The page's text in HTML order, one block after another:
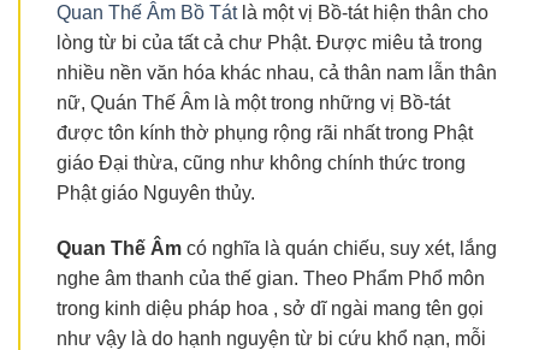
Quan Thế Âm Bồ Tátlà một vị Bồ-tát hiện thân cho
lòng từ bi của tất cả chư Phật. Được miêu tả trong
nhiều nền văn hóa khác nhau, cả thân nam lẫn thân
nữ, Quán Thế Âm là một trong những vị Bồ-tát
được tôn kính thờ phụng rộng rãi nhất trong Phật
giáo Đại thừa, cũng như không chính thức trong
Phật giáo Nguyên thủy.
Quan Thế Âm có nghĩa là quán chiếu, suy xét, lắng
nghe âm thanh của thế gian. Theo Phẩm Phổ môn
trong kinh diệu pháp hoa , sở dĩ ngài mang tên gọi
như vậy là do hạnh nguyện từ bi cứu khổ nạn, mỗi